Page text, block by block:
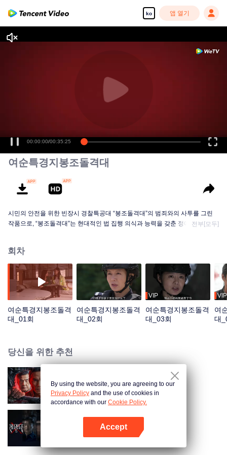
ko 앱 열기
00:00:00/00:35:25
여순특경지봉조돌격대
시민의 안전을 위한 빈장시 경찰특공대 “봉조돌격대”의 범죄와의 사투를 그린
작품으로, “봉조돌격대”는 현대적인 법 집행 의식과 능력을 갖춘 정예 부대원이
그들의 직업적 사명감과 영웅적 모습은 시민들에게 신뢰와 안정감을 준다.
전부[모두]
회차
여순특경지봉조돌격
대_01회
여순특경지봉조돌격
대_02회
VIP
여순특경지봉조돌격
대_03회
VIP
여
대
당신을 위한 추천
스파이
X국밀당
By using the website, you are agreeing to our
Privacy Policy and the use of cookies in
accordance with our Cookie Policy.
Accept